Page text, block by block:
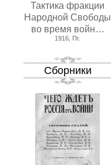
Тактика фракции
Народной Свободы
во время войн…
1916, Пг.
Сборники